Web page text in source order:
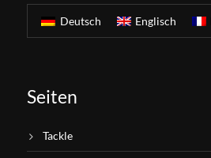
Deutsch Englisch
Seiten
Tackle